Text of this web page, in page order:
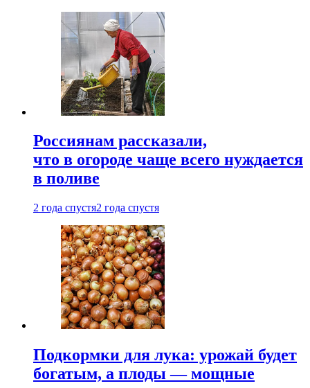
Россиянам рассказали,
что в огороде чаще всего нуждается
в поливе
2 года спустя2 года спустя
Подкормки для лука: урожай будет
богатым, а плоды — мощные